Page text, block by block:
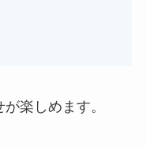
楽しめます。